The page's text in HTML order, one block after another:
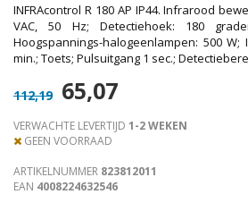
INFRAcontrol R 180 AP IP44. Infrarood
VAC, 50 Hz; Detectiehoek: 180
Hoogspannings-halogeenlampen: 500
min.; Toets; Pulsuitgang 1 sec.;
112,19 65,07
VERWACHTE LEVERTIJD 1-2 WEKEN
GEEN VOORRAAD
ARTIKELNUMMER 823812011
EAN 4008224632546